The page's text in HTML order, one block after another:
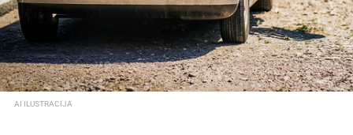
AI ILUSTRACIJA